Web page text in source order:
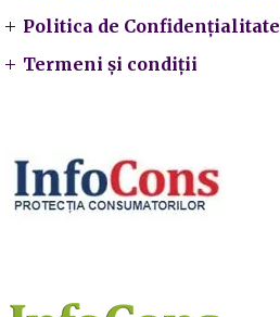
Politica de Confidențialitate
Termeni și condiții